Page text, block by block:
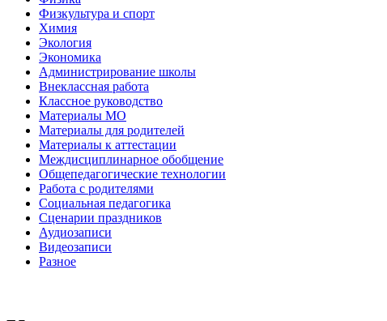
Физкультура и спорт
Химия
Экология
Экономика
Администрирование школы
Внеклассная работа
Классное руководство
Материалы МО
Материалы для родителей
Материалы к аттестации
Междисциплинарное обобщение
Общепедагогические технологии
Работа с родителями
Социальная педагогика
Сценарии праздников
Аудиозаписи
Видеозаписи
Разное